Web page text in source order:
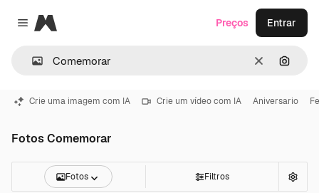
Close menu
Magnific
Limpar
Preços Entrar
Crie uma imagem com IA Crie um vídeo com IA Aniversario
Fotos Comemorar
Fotos Filtros